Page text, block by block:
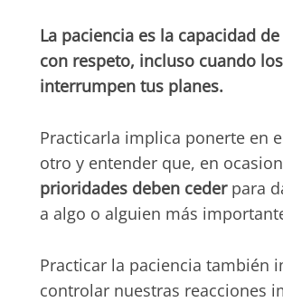
La paciencia es la capacidad
con respeto, incluso cuando
interrumpen tus planes.
Practicarla implica ponerte en
otro y entender que, en
prioridades deben cederpara
a algo o alguien más
Practicar la paciencia también
controlar nuestras reacciones